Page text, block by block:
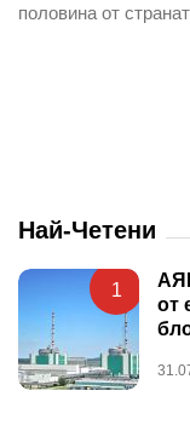
половина от
Най-Четени
1
от